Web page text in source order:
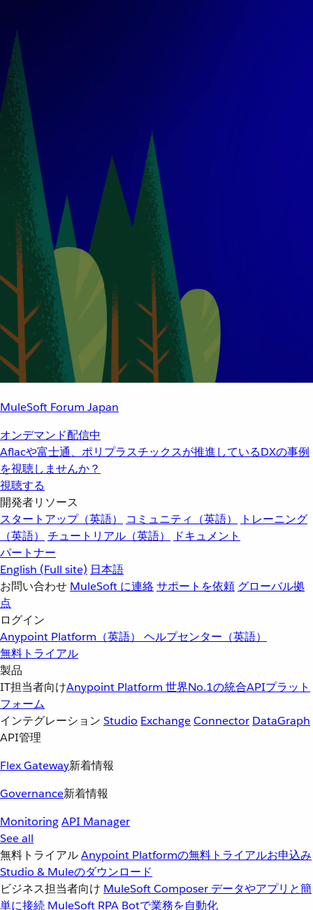
MuleSoft Forum Japan
オンデマンド配信中
Aflacや富士通、ポリプラスチックスが推進しているDXの事例
を視聴しませんか？
視聴する
開発者リソース
スタートアップ（英語）
コミュニティ（英語）
トレーニング
（英語）
チュートリアル（英語）
ドキュメント
パートナー
English (Full site) 日本語
お問い合わせ MuleSoft に連絡サポートを依頼 グローバル拠
点
ログイン
Anypoint Platform（英語） ヘルプセンター（英語）
無料トライアル
製品
IT担当者向けAnypoint Platform 世界No.1の統合APIプラット
フォーム
インテグレーション Studio ExchangeConnector DataGraph
API管理
Flex Gateway新着情報
Governance新着情報
MonitoringAPI Manager
See all
無料トライアルAnypoint Platformの無料トライアルお申込み
Studio & Muleのダウンロード
ビジネス担当者向け MuleSoft Composer データやアプリと簡
単に接続 MuleSoft RPA Botで業務を自動化